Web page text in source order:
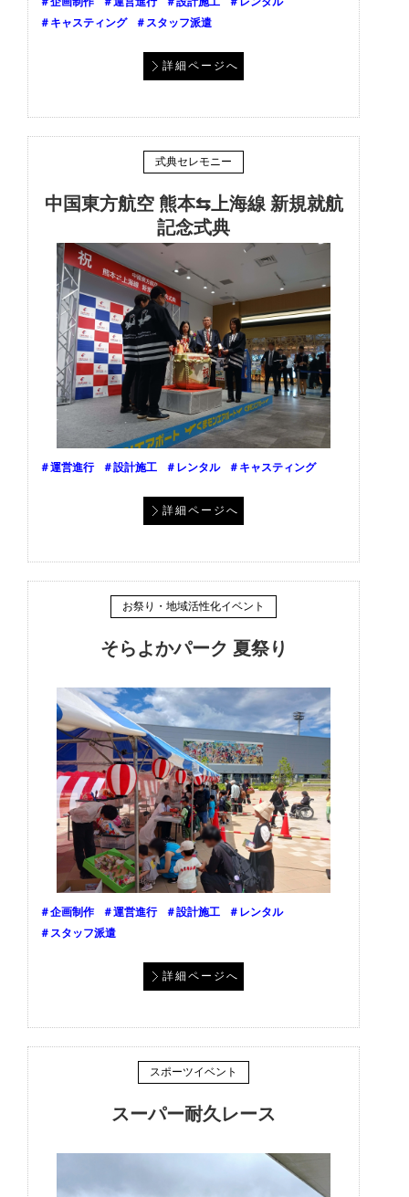
＃キャスティング
＃スタッフ派遣
詳細ページへ
式典セレモニー
中国東方航空 熊本⇆上海線 新規就航
記念式典
＃運営進行 ＃設計施工 ＃レンタル ＃キャスティング
詳細ページへ
お祭り・地域活性化イベント
そらよかパーク 夏祭り
＃企画制作 ＃運営進行 ＃設計施工
＃レンタル
＃スタッフ派遣
詳細ページへ
スポーツイベント
スーパー耐久レース